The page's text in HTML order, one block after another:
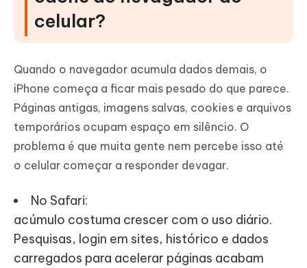
celular?
Quando o navegador acumula dados demais, o
iPhone começa a ficar mais pesado do que parece.
Páginas antigas, imagens salvas, cookies e arquivos
temporários ocupam espaço em silêncio. O
problema é que muita gente nem percebe isso até
o celular começar a responder devagar.
No Safari:
acúmulo costuma crescer com o uso diário.
Pesquisas, login em sites, histórico e dados
carregados para acelerar páginas acabam